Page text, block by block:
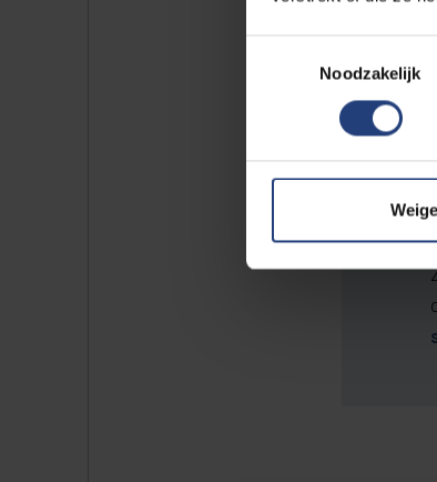
Noodzakelijk
speelt geen rol.